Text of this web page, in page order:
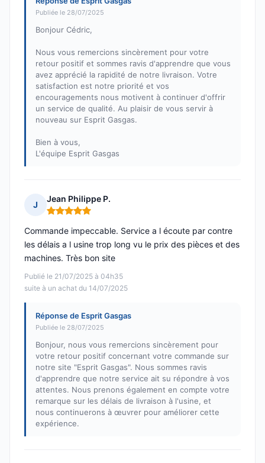
Publiée le 28/07/2025
Bonjour Cédric,
Nous vous remercions sincèrement pour votre
retour positif et sommes ravis d'apprendre que vous
avez apprécié la rapidité de notre livraison. Votre
satisfaction est notre priorité et vos
encouragements nous motivent à continuer d'offrir
un service de qualité. Au plaisir de vous servir à
nouveau sur Esprit Gasgas.
Bien à vous,
L'équipe Esprit Gasgas
J
Jean Philippe P.
Note : 5 sur 5
Publié le 21/07/2025 à 04h35
suite à un achat du 14/07/2025
Commande impeccable. Service a l écoute par contre
les délais a l usine trop long vu le prix des pièces et des
machines. Très bon site
Réponse de Esprit Gasgas
Publiée le 28/07/2025
Bonjour, nous vous remercions sincèrement pour
votre retour positif concernant votre commande sur
notre site "Esprit Gasgas". Nous sommes ravis
d'apprendre que notre service ait su répondre à vos
attentes. Nous prenons également en compte votre
remarque sur les délais de livraison à l'usine, et
nous continuerons à œuvrer pour améliorer cette
expérience.